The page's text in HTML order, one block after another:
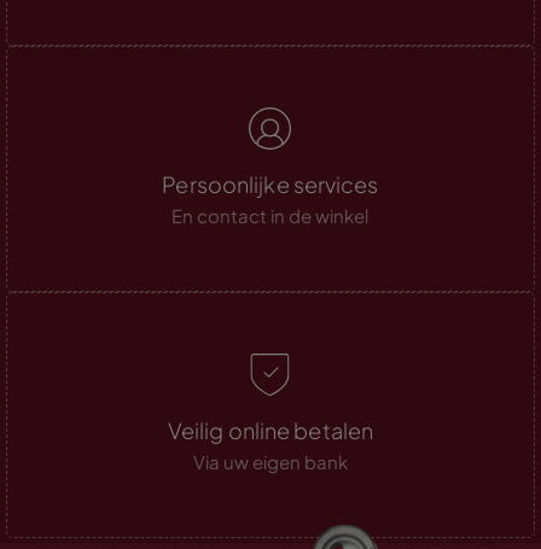
Persoonlijke services
En contact in de winkel
Veilig online betalen
Via uw eigen bank